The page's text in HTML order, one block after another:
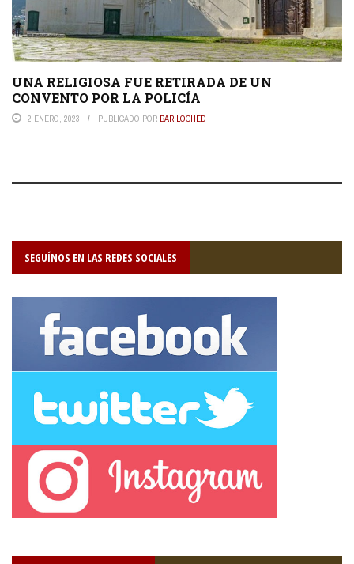
UNA RELIGIOSA FUE RETIRADA DE UN
CONVENTO POR LA POLICÍA
2 ENERO, 2023 PUBLICADO POR BARILOCHED
SEGUÍNOS EN LAS REDES SOCIALES